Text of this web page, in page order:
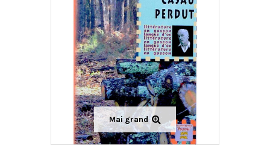
Mai grand